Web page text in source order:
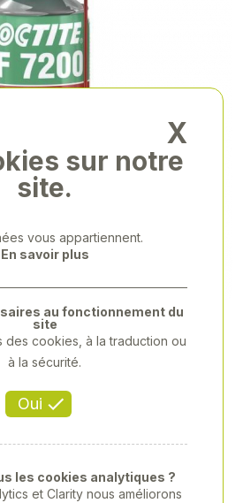
X
sur notre
site.
vous appartiennent.
En savoir plus
Oui
au fonctionnement du
site
des cookies, à la traduction ou
à la sécurité.
les cookies analytiques ?
et Clarity nous améliorons